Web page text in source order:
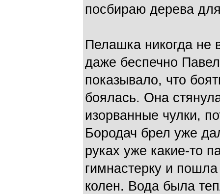
посбираю дерева
Пелашка никогда не
даже беспечно
показывало, что
боялась. Она
изорванные чулки,
Бородач брел уже
руках уже какие-то
гимнастерку и
колен. Вода была